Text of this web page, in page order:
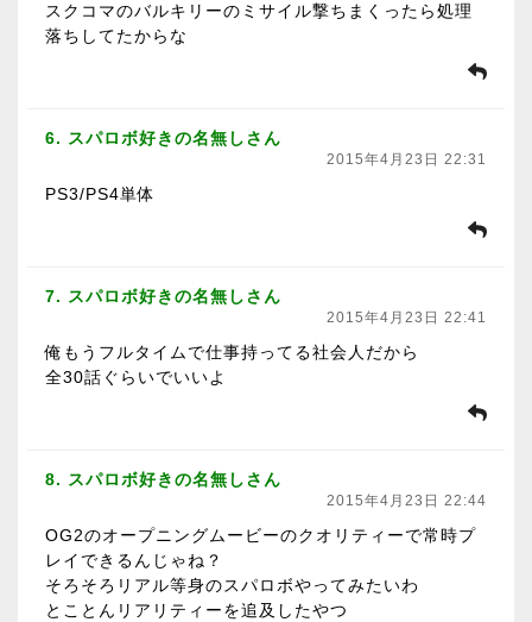
スクコマのバルキリーのミサイル撃ちまくったら処理
落ちしてたからな
6. スパロボ好きの名無しさん
2015年4月23日 22:31
PS3/PS4単体
7. スパロボ好きの名無しさん
2015年4月23日 22:41
俺もうフルタイムで仕事持ってる社会人だから
全30話ぐらいでいいよ
8. スパロボ好きの名無しさん
2015年4月23日 22:44
OG2のオープニングムービーのクオリティーで常時プ
レイできるんじゃね？
そろそろリアル等身のスパロボやってみたいわ
とことんリアリティーを追及したやつ